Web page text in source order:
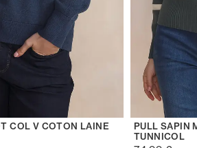
COL V COTON LAINE
PULL SAPIN
TUNNICOL